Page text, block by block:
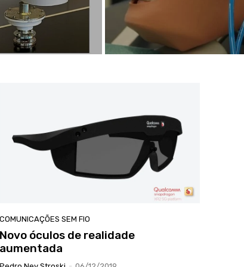
COMUNICAÇÕES SEM FIO
Novo óculos de realidade
aumentada